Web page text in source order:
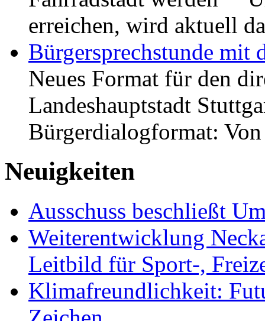
erreichen, wird aktuell
Bürgersprechstunde mit
Neues Format für den
Landeshauptstadt
Bürgerdialogformat:
Neuigkeiten
Ausschuss beschließt
Weiterentwicklung
Leitbild für Sport-,
Klimafreundlichkeit: